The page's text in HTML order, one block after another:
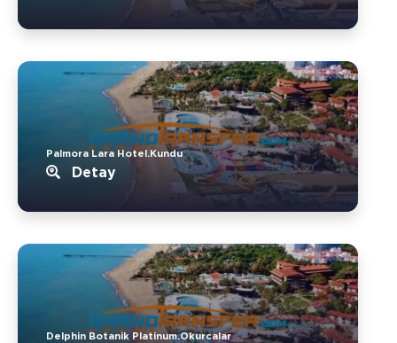
Palmora Lara Hotel.Kundu
Detay
Delphin Botanik Platinum.Okurcalar